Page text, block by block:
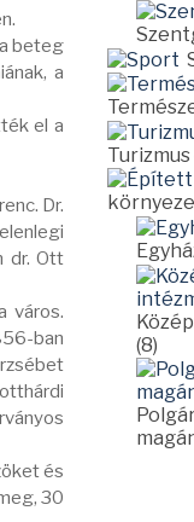
beteg
a
el a
Dr.
dr. Ott
város.
ban
és
30
(8)